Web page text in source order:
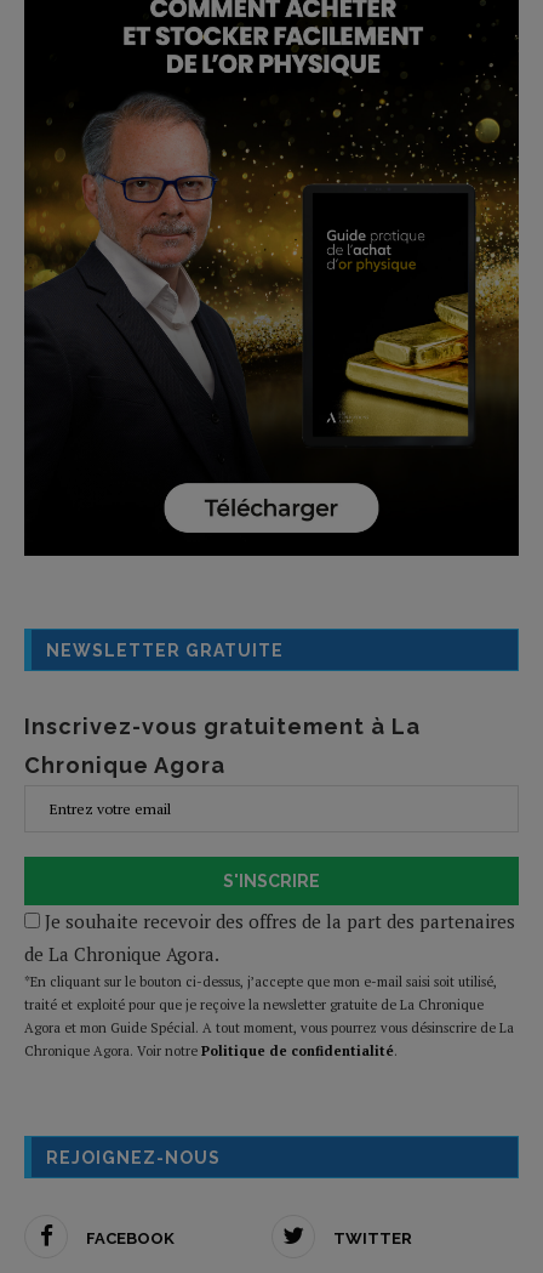
NEWSLETTER GRATUITE
Inscrivez-vous gratuitement à La
Chronique Agora
S'INSCRIRE
Je souhaite recevoir des offres de la part des partenaires
de La Chronique Agora.
*En cliquant sur le bouton ci-dessus, j’accepte que mon e-mail saisi soit utilisé,
traité et exploité pour que je reçoive la newsletter gratuite de La Chronique
Agora et mon Guide Spécial. A tout moment, vous pourrez vous désinscrire de La
Chronique Agora. Voir notre Politique de confidentialité.
REJOIGNEZ-NOUS
FACEBOOK TWITTER